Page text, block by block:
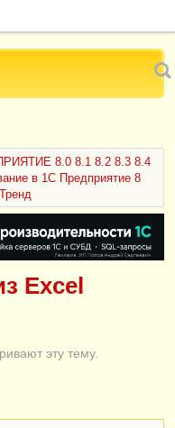
8.0 8.1 8.2 8.3 8.4
в 1С Предприятие 8
Excel
эту тему.